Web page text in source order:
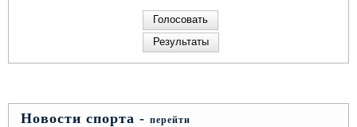
Новости спорта - перейти